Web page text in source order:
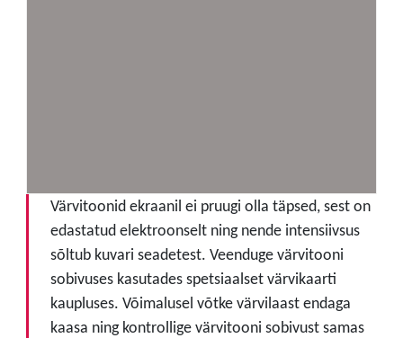
Värvitoonid ekraanil ei pruugi olla täpsed, sest on
edastatud elektroonselt ning nende intensiivsus
sõltub kuvari seadetest. Veenduge värvitooni
sobivuses kasutades spetsiaalset värvikaarti
kaupluses. Võimalusel võtke värvilaast endaga
kaasa ning kontrollige värvitooni sobivust samas